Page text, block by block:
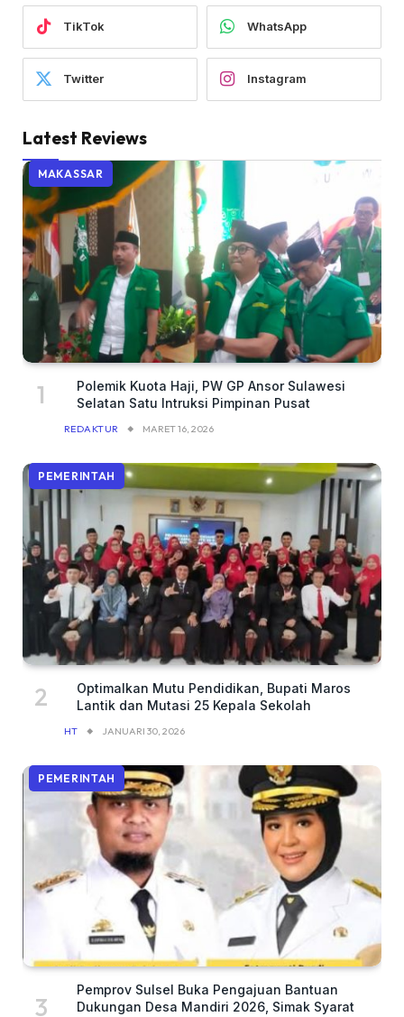
TikTok WhatsApp
Twitter Instagram
Latest Reviews
MAKASSAR
Polemik Kuota Haji, PW GP Ansor Sulawesi
Selatan Satu Intruksi Pimpinan Pusat
REDAKTUR MARET 16, 2026
PEMERINTAH
Optimalkan Mutu Pendidikan, Bupati Maros
Lantik dan Mutasi 25 Kepala Sekolah
HT JANUARI 30, 2026
PEMERINTAH
Pemprov Sulsel Buka Pengajuan Bantuan
Dukungan Desa Mandiri 2026, Simak Syarat